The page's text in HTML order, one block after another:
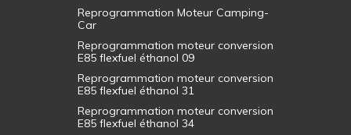
Reprogrammation Moteur Camping-
Car
Reprogrammation moteur conversion
E85 flexfuel éthanol 09
Reprogrammation moteur conversion
E85 flexfuel éthanol 31
Reprogrammation moteur conversion
E85 flexfuel éthanol 34